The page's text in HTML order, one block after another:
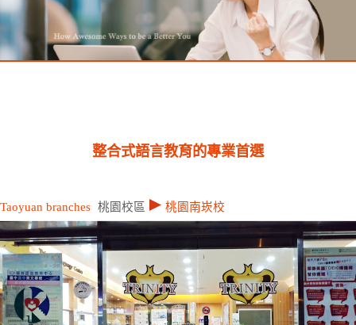
整合式語言教育的專業首選
Taoyuan branches 桃園校區 桃園南崁校